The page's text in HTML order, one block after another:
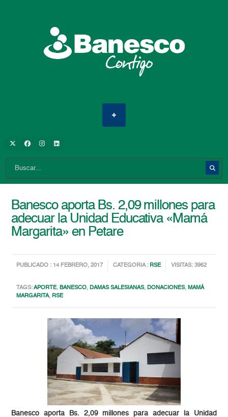
Banesco aporta Bs. 2,09 millones para
adecuar la Unidad Educativa «Mamá
Margarita» en Petare
PUBLICADO : 14 FEBRERO, 2017 CATEGORIA : RSE VISITAS: 3962
TAGS:APORTE,BANESCO,DAMAS SALESIANAS,DONACIONES,MAMÁ
MARGARITA, RSE
Banesco aporta Bs. 2,09 millones para adecuar la Unidad